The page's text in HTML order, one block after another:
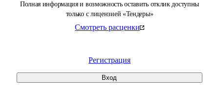
Полная информация и возможность оставить отклик доступны
только с лицензией «Тендеры»
Смотреть расценки
Регистрация
Вход